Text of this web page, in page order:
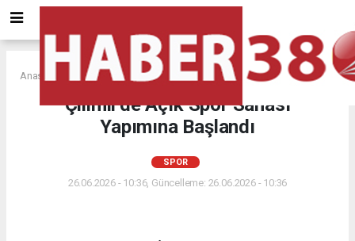
Anasayfa SPOR
Çilimli’de Açık Spor Sahası
Yapımına Başlandı
SPOR
26.06.2026 - 10:36, Güncelleme: 26.06.2026 - 10:36